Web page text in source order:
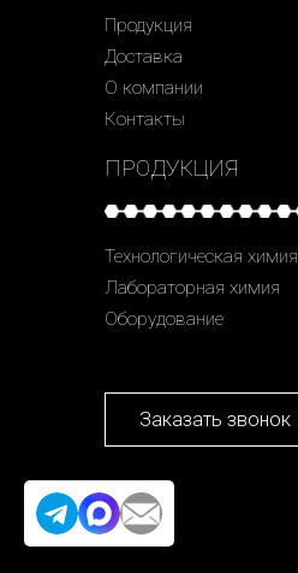
Продукция
Доставка
О компании
Контакты
ПРОДУКЦИЯ
Технологическая химия
Лабораторная химия
Оборудование
Заказать звонок